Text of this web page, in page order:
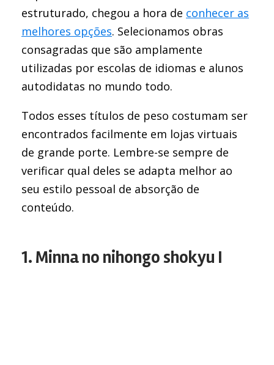
estruturado, chegou a hora de conhecer as
melhores opções. Selecionamos obras
consagradas que são amplamente
utilizadas por escolas de idiomas e alunos
autodidatas no mundo todo.
Todos esses títulos de peso costumam ser
encontrados facilmente em lojas virtuais
de grande porte. Lembre-se sempre de
verificar qual deles se adapta melhor ao
seu estilo pessoal de absorção de
conteúdo.
1. Minna no nihongo shokyu I